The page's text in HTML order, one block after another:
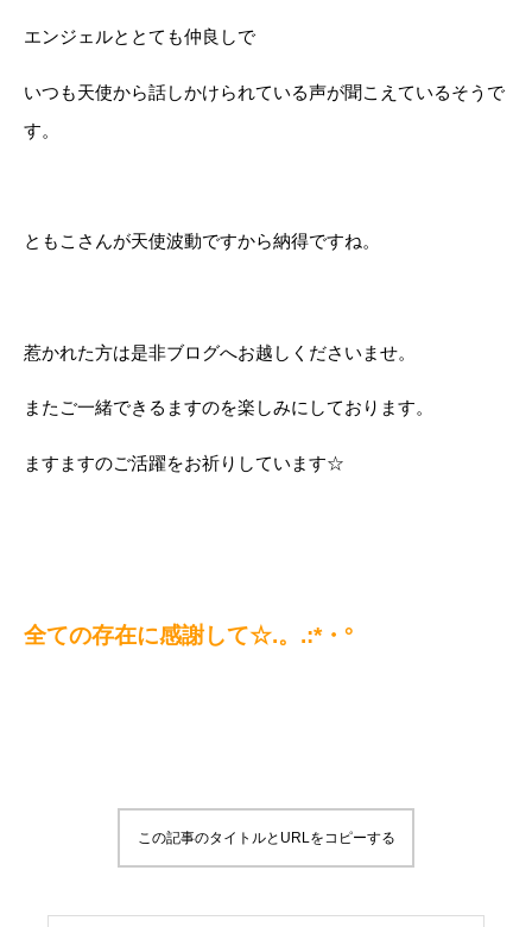
エンジェルととても仲良しで
いつも天使から話しかけられている声が聞こえているそうで
す。
ともこさんが天使波動ですから納得ですね。
惹かれた方は是非ブログへお越しくださいませ。
またご一緒できるますのを楽しみにしております。
ますますのご活躍をお祈りしています☆
全ての存在に感謝して☆.。.:*・°
この記事のタイトルとURLをコピーする